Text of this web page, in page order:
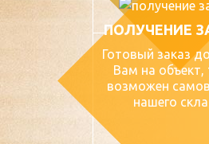
ПОЛУЧЕНИЕ
Готовый заказ
Вам на объект,
возможен
нашего